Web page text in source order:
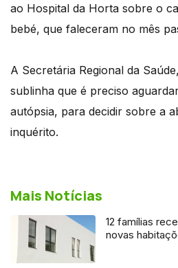
ao Hospital da Horta sobre o
bebé, que faleceram no mês
A Secretária Regional da
sublinha que é preciso
autópsia, para decidir sobre a
inquérito.
Mais Notícias
12 famílias
novas